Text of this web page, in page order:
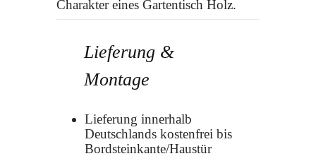
Charakter eines Gartentisch Holz.
Lieferung &
Montage
Lieferung innerhalb
Deutschlands kostenfrei bis
Bordsteinkante/Haustür